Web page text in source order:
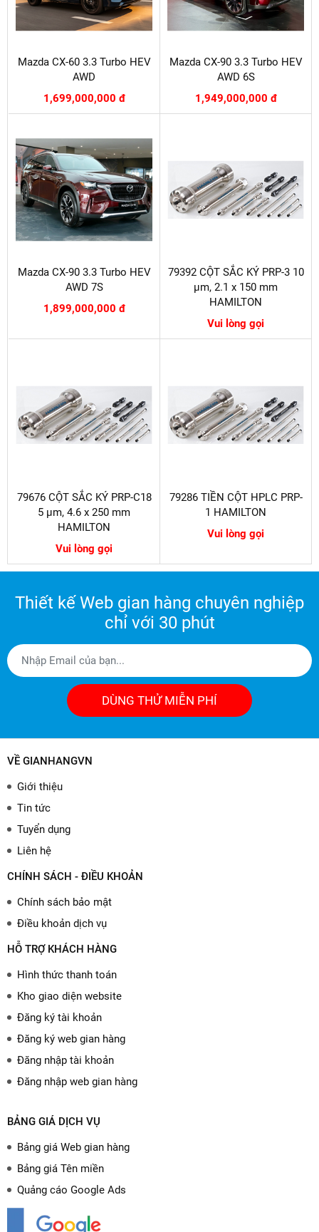
Mazda CX-60 3.3 Turbo HEV
AWD
1,699,000,000 đ
Mazda CX-90 3.3 Turbo HEV
AWD 6S
1,949,000,000 đ
Mazda CX-90 3.3 Turbo HEV
AWD 7S
1,899,000,000 đ
79392 CỘT SẮC KÝ PRP-3 10
µm, 2.1 x 150 mm
HAMILTON
Vui lòng gọi
79676 CỘT SẮC KÝ PRP-C18
5 µm, 4.6 x 250 mm
HAMILTON
Vui lòng gọi
79286 TIỀN CỘT HPLC PRP-
1 HAMILTON
Vui lòng gọi
Thiết kế Web gian hàng chuyên nghiệp
chỉ với 30 phút
DÙNG THỬ MIỄN PHÍ
VỀ GIANHANGVN
Giới thiệu
Tin tức
Tuyển dụng
Liên hệ
CHÍNH SÁCH - ĐIỀU KHOẢN
Chính sách bảo mật
Điều khoản dịch vụ
HỖ TRỢ KHÁCH HÀNG
Hình thức thanh toán
Kho giao diện website
Đăng ký tài khoản
Đăng ký web gian hàng
Đăng nhập tài khoản
Đăng nhập web gian hàng
BẢNG GIÁ DỊCH VỤ
Bảng giá Web gian hàng
Bảng giá Tên miền
Quảng cáo Google Ads